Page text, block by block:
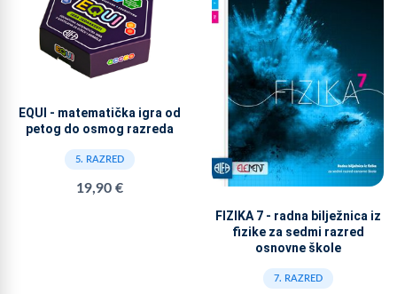
EQUI - matematička igra od
petog do osmog razreda
5. RAZRED
19,90 €
FIZIKA 7 - radna bilježnica iz
fizike za sedmi razred
osnovne škole
7. RAZRED